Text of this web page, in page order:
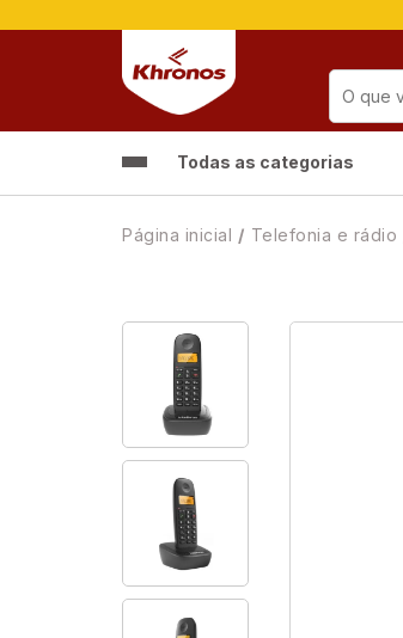
Todas as categorias
Página inicial Telefonia e rádio